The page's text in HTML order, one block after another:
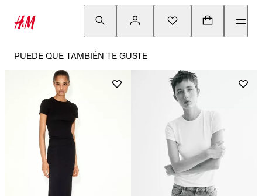
PUEDE QUE TAMBIÉN TE GUSTE